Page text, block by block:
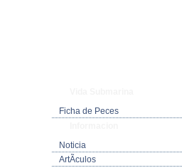
Ficha de Peces
Noticia
ArtÃ­culos